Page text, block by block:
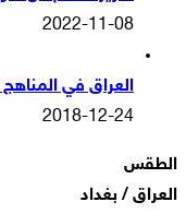
2022-11-08
العراق في المناهج
2018-12-24
الطقس
العراق / بغداد